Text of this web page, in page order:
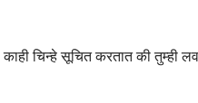
काही चिन्हे सूचित करतात की